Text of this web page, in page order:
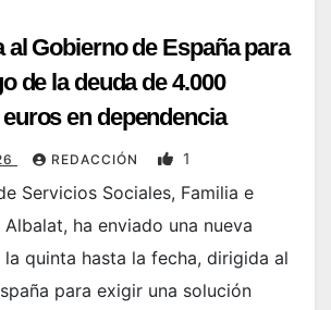
al Gobierno de España para
de la deuda de 4.000
en dependencia
REDACCIÓN 1
Servicios Sociales, Familia e
Albalat, ha enviado una nueva
quinta hasta la fecha, dirigida al
para exigir una solución